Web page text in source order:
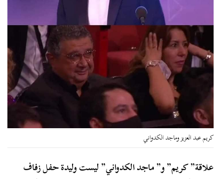
كريم عبد العزيز وماجد الكدواني
علاقة” كريم” و” ماجد الكدواني” ليست وليدة حفل زفاف